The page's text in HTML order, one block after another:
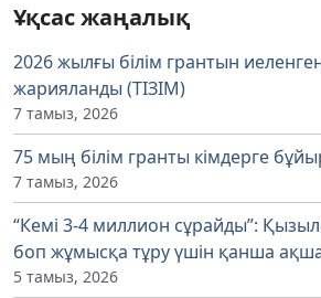
Ұқсас жаңалық
2026 жылғы білім грантын
жарияланды (ТІЗІМ)
7 тамыз, 2026
75 мың білім гранты кімдерге
7 тамыз, 2026
“Кемі 3-4 миллион сұрайды”:
боп жұмысқа тұру үшін қанша
5 тамыз, 2026